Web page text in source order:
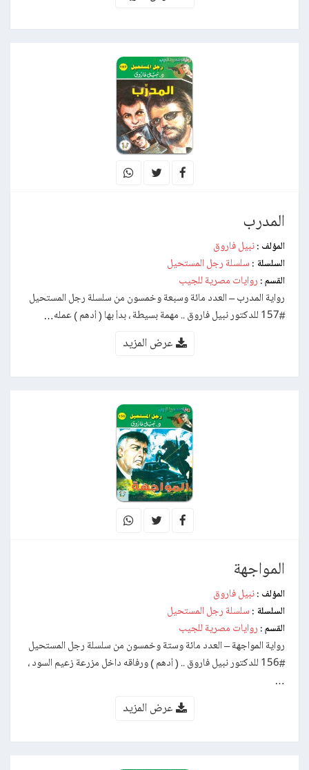
المدرب
المؤلف : نبيل فاروق
السلسلة : سلسلة رجل المستحيل
القسم : روايات مصرية للجيب
رواية المدرب – العدد مائة وسبعة وخمسون من سلسلة رجل المستحيل
#157 للدكتور نبيل فاروق .. مهمة بسيطة ، بدأ بها ( أدهم ) عمله…
عرض المزيد
المواجهة
المؤلف : نبيل فاروق
السلسلة : سلسلة رجل المستحيل
القسم : روايات مصرية للجيب
رواية المواجهة – العدد مائة وستة وخمسون من سلسلة رجل المستحيل
#156 للدكتور نبيل فاروق .. ( أدهم ) ورفاقه داخل مزرعة زعيم السود ،
…
عرض المزيد